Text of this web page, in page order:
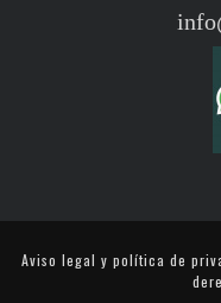
Aviso legal y política de